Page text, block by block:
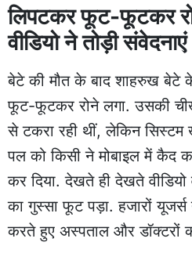
लिपटकर फूट-फूटकर
वीडियो ने तोड़ी संवेदनाएं
बेटे की मौत के बाद शाहरुख बेटे
फूट-फूटकर रोने लगा. उसकी
से टकरा रही थीं, लेकिन सिस्टम
पल को किसी ने मोबाइल में कैद
कर दिया. देखते ही देखते वीडियो
का गुस्सा फूट पड़ा. हजारों
करते हुए अस्पताल और डॉक्टरों